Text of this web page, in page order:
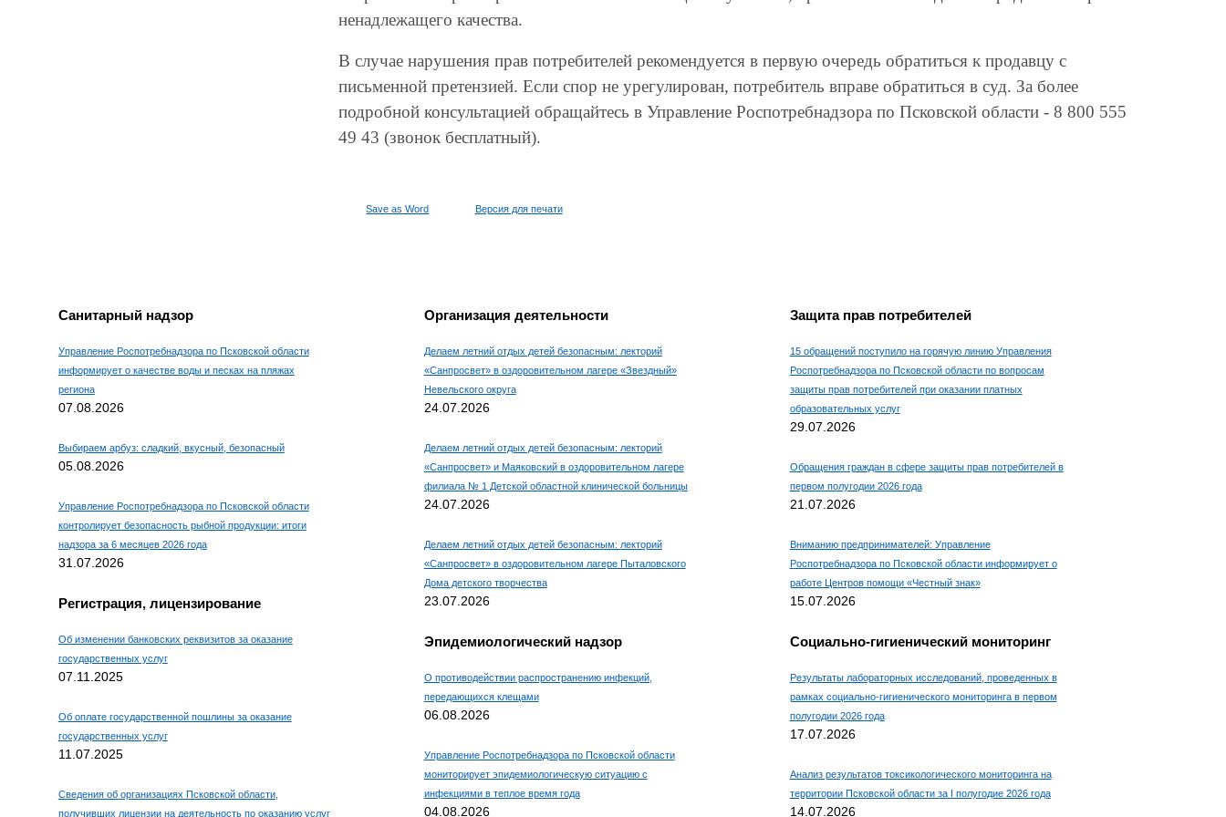
ненадлежащего качества.
В случае нарушения прав потребителей рекомендуется в первую очередь обратиться к продавцу с
письменной претензией. Если спор не урегулирован, потребитель вправе обратиться в суд. За более
подробной консультацией обращайтесь в Управление Роспотребнадзора по Псковской области - 8 800 555
49 43 (звонок бесплатный).
Save as Word Версия для печати
Санитарный надзор
Управление Роспотребнадзора по Псковской области
информирует о качестве воды и песках на пляжах
региона
07.08.2026
Выбираем арбуз: сладкий, вкусный, безопасный
05.08.2026
Управление Роспотребнадзора по Псковской области
контролирует безопасность рыбной продукции: итоги
надзора за 6 месяцев 2026 года
31.07.2026
Регистрация, лицензирование
Об изменении банковских реквизитов за оказание
государственных услуг
07.11.2025
Об оплате государственной пошлины за оказание
государственных услуг
11.07.2025
Сведения об организациях Псковской области,
получивших лицензии на деятельность по оказанию услуг
Организация деятельности
Делаем летний отдых детей безопасным: лекторий
«Санпросвет» в оздоровительном лагере «Звездный»
Невельского округа
24.07.2026
Делаем летний отдых детей безопасным: лекторий
«Санпросвет» и Маяковский в оздоровительном лагере
филиала № 1 Детской областной клинической больницы
24.07.2026
Делаем летний отдых детей безопасным: лекторий
«Санпросвет» в оздоровительном лагере Пыталовского
Дома детского творчества
23.07.2026
Эпидемиологический надзор
О противодействии распространению инфекций,
передающихся клещами
06.08.2026
Управление Роспотребнадзора по Псковской области
мониторирует эпидемиологическую ситуацию с
инфекциями в теплое время года
04.08.2026
Защита прав потребителей
15 обращений поступило на горячую линию Управления
Роспотребнадзора по Псковской области по вопросам
защиты прав потребителей при оказании платных
образовательных услуг
29.07.2026
Обращения граждан в сфере защиты прав потребителей в
первом полугодии 2026 года
21.07.2026
Вниманию предпринимателей: Управление
Роспотребнадзора по Псковской области информирует о
работе Центров помощи «Честный знак»
15.07.2026
Социально-гигиенический мониторинг
Результаты лабораторных исследований, проведенных в
рамках социально-гигиенического мониторинга в первом
полугодии 2026 года
17.07.2026
Анализ результатов токсикологического мониторинга на
территории Псковской области за I полугодие 2026 года
14.07.2026